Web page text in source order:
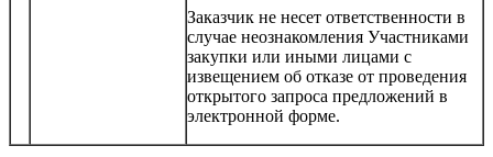
Заказчик не несет ответственности в
случае неознакомления Участниками
закупки или иными лицами с
извещением об отказе от проведения
открытого запроса предложений в
электронной форме.